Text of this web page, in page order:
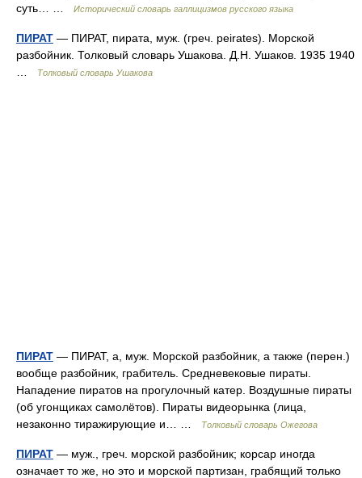
суть… …
Исторический словарь галлицизмов русского языка
ПИРАТ — ПИРАТ, пирата, муж. (греч. peirates). Морской
разбойник. Толковый словарь Ушакова. Д.Н. Ушаков. 1935 1940
Толковый словарь Ушакова
ПИРАТ — ПИРАТ, а, муж. Морской разбойник, а также (перен.)
вообще разбойник, грабитель. Средневековые пираты.
Нападение пиратов на прогулочный катер. Воздушные пираты
(об угонщиках самолётов). Пираты видеорынка (лица,
незаконно тиражирующие и… …
Толковый словарь Ожегова
ПИРАТ — муж., греч. морской разбойник; корсар иногда
означает то же, но это и морской партизан, грабящий только